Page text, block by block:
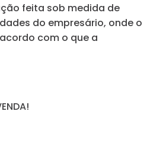
feita sob medida de
do empresário, onde o
com o que a